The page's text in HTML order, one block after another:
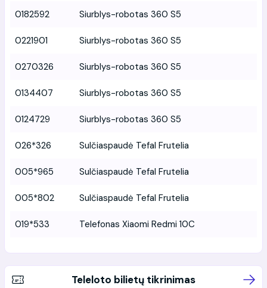
0182592 Siurblys-robotas 360 S5
0221901 Siurblys-robotas 360 S5
0270326 Siurblys-robotas 360 S5
0134407 Siurblys-robotas 360 S5
0124729 Siurblys-robotas 360 S5
026*326 Sulčiaspaudė Tefal Frutelia
005*965 Sulčiaspaudė Tefal Frutelia
005*802 Sulčiaspaudė Tefal Frutelia
019*533 Telefonas Xiaomi Redmi 10C
Teleloto bilietų tikrinimas